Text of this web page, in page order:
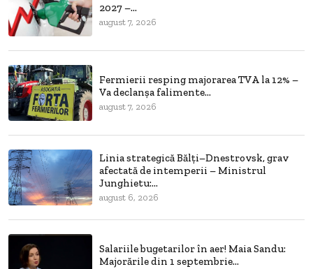
2027 –...
august 7, 2026
Fermierii resping majorarea TVA la 12% –
Va declanșa falimente...
august 7, 2026
Linia strategică Bălți–Dnestrovsk, grav
afectată de intemperii – Ministrul
Junghietu:...
august 6, 2026
Salariile bugetarilor în aer! Maia Sandu:
Majorările din 1 septembrie...